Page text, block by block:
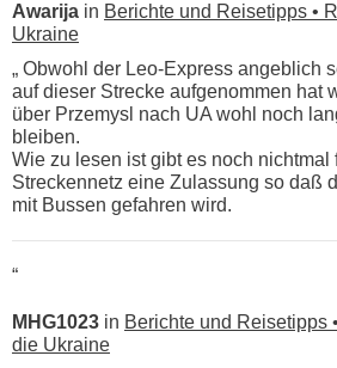
Awarija in Berichte und Reisetipps •
Ukraine
„ Obwohl der Leo-Express angeblich
auf dieser Strecke aufgenommen hat
über Przemysl nach UA wohl noch
bleiben.
Wie zu lesen ist gibt es noch nichtmal
Streckennetz eine Zulassung so daß
mit Bussen gefahren wird.
“
MHG1023 in Berichte und Reisetipps
die Ukraine